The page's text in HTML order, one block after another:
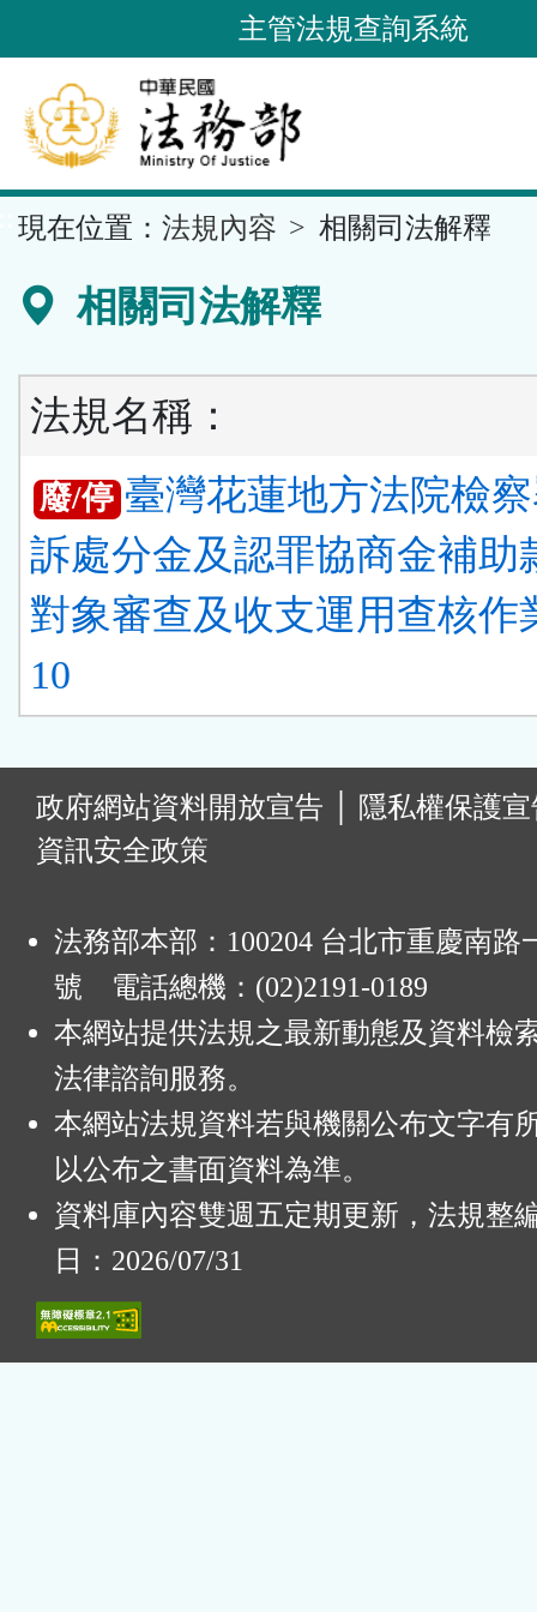
到
要
內
容
區
主管法規查詢系統
現在位置： 法規內容 相關司法解釋
相關司法解釋
法規名稱：
廢/停 臺灣花蓮地方法院檢
訴處分金及認罪協商金補助
對象審查及收支運用查核作
10
政府網站資料開放宣告
隱私權保護
資訊安全政策
法務部本部：100204 台北市重慶南路
號 電話總機：(02)2191-0189
本網站提供法規之最新動態及資料檢
法律諮詢服務。
本網站法規資料若與機關公布文字有
以公布之書面資料為準。
資料庫內容雙週五定期更新，法規整
日：2026/07/31